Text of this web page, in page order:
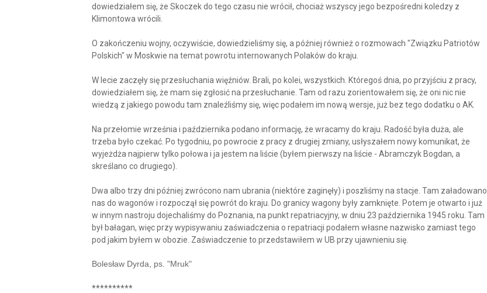
dowiedziałem się, że Skoczek do tego czasu nie wrócił, chociaż wszyscy jego bezpośredni koledzy z
Klimontowa wrócili.
O zakończeniu wojny, oczywiście, dowiedzieliśmy się, a później również o rozmowach "Związku Patriotów
Polskich" w Moskwie na temat powrotu internowanych Polaków do kraju.
W lecie zaczęły się przesłuchania więźniów. Brali, po kolei, wszystkich. Któregoś dnia, po przyjściu z pracy,
dowiedziałem się, że mam się zgłosić na przesłuchanie. Tam od razu zorientowałem się, że oni nic nie
wiedzą z jakiego powodu tam znaleźliśmy się, więc podałem im nową wersje, już bez tego dodatku o AK.
Na przełomie września i października podano informację, że wracamy do kraju. Radość była duża, ale
trzeba było czekać. Po tygodniu, po powrocie z pracy z drugiej zmiany, usłyszałem nowy komunikat, że
wyjeżdża najpierw tylko połowa i ja jestem na liście (byłem pierwszy na liście - Abramczyk Bogdan, a
skreślano co drugiego).
Dwa albo trzy dni później zwrócono nam ubrania (niektóre zaginęły) i poszliśmy na stacje. Tam załadowano
nas do wagonów i rozpoczął się powrót do kraju. Do granicy wagony były zamknięte. Potem je otwarto i już
w innym nastroju dojechaliśmy do Poznania, na punkt repatriacyjny, w dniu 23 października 1945 roku. Tam
był bałagan, więc przy wypisywaniu zaświadczenia o repatriacji podałem własne nazwisko zamiast tego
pod jakim byłem w obozie. Zaświadczenie to przedstawiłem w UB przy ujawnieniu się.
Bolesław Dyrda, ps. "Mruk"
**********